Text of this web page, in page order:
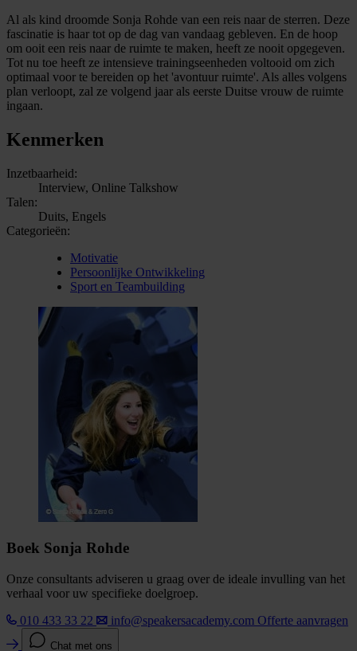
Al als kind droomde Sonja Rohde van een reis naar de sterren. Deze
fascinatie is haar tot op de dag van vandaag gebleven. En de hoop
om ooit een reis naar de ruimte te maken, heeft ze nooit opgegeven.
Tot nu toe heeft ze intensieve trainingseenheden voltooid om zich
optimaal voor te bereiden op het 'avontuur ruimte'. Als alles volgens
plan verloopt, zal ze volgend jaar als eerste Duitse vrouw de ruimte
ingaan.
Kenmerken
Inzetbaarheid:
Interview, Online Talkshow
Talen:
Duits, Engels
Categorieën:
Motivatie
Persoonlijke Ontwikkeling
Sport en Teambuilding
Boek Sonja Rohde
Onze consultants adviseren u graag over de ideale invulling van het
verhaal voor uw specifieke doelgroep.
010 433 33 22
info@speakersacademy.com Offerte aanvragen
Chat met ons